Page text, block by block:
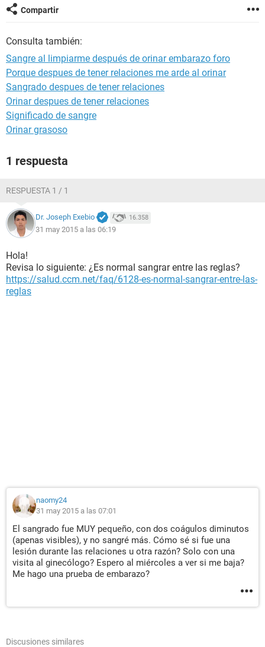
de las pastillas) debería venirme el 03/06 (exactamente una
semana después del sangrado de una noche), no sé si
Compartir
Consulta también:
Sangre al limpiarme después de orinar embarazo foro
Porque despues de tener relaciones me arde al orinar
Sangrado despues de tener relaciones
Orinar despues de tener relaciones
Significado de sangre
Orinar grasoso
1 respuesta
RESPUESTA 1 / 1
Dr. Joseph Exebio 16.358
31 may 2015 a las 06:19
Hola!
Revisa lo siguiente: ¿Es normal sangrar entre las reglas?
https://salud.ccm.net/faq/6128-es-normal-sangrar-entre-las-
reglas
naomy24
31 may 2015 a las 07:01
El sangrado fue MUY pequeño, con dos coágulos diminutos
(apenas visibles), y no sangré más. Cómo sé si fue una
lesión durante las relaciones u otra razón? Solo con una
visita al ginecólogo? Espero al miércoles a ver si me baja?
Me hago una prueba de embarazo?
Discusiones similares